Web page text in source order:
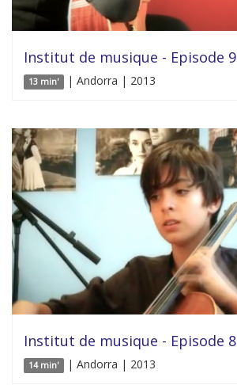
Institut de musique - Episode 9
13 min' | Andorra | 2013
Institut de musique - Episode 8
14 min' | Andorra | 2013